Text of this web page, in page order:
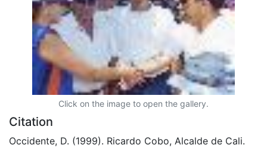
Click on the image to open the gallery.
Citation
Occidente, D. (1999). Ricardo Cobo, Alcalde de Cali.